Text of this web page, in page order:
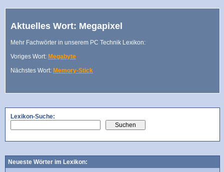
Aktuelles Wort: Megapixel
Mehr Fachwörter in unserem PC Technik Lexikon:
Voriges Wort: Megabyte
Nächstes Wort: Memory-Stick
Lexikon-Suche:
Neueste Wörter im Lexikon: